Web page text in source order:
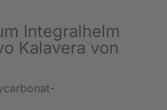
Integralhelm
Kalavera von